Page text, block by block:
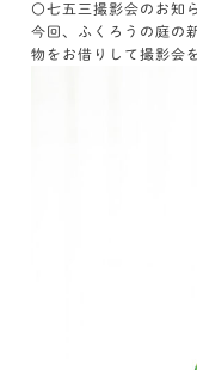
〇七五三撮影会のお知
今回、ふくろうの庭の
物をお借りして撮影会